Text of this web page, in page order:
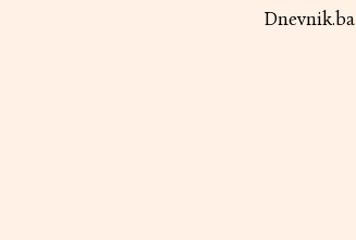
Dnevnik.ba